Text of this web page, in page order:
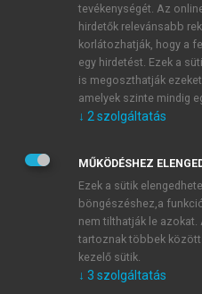
JELSZÓ ÚJRA
Kérek értesítést a MeRSZ
Kérek értesítést az
Adatkezelési
veszem és elfogadom.
Általános vásárlási
mersz.huoldalak
tudomásul veszem és
tevékenységét. Az
hirdetők relevánsabb
korlátozhatják, hogy a
egy hirdetést. Ezek a
is megoszthatják
amelyek szinte mindig
↓ 2 szolgáltatás
MŰKÖDÉSHEZ
Ezek a sütik
böngészéshez,a
nem tilthatják le
tartoznak többek
kezelő sütik.
↓ 3 szolgáltatás